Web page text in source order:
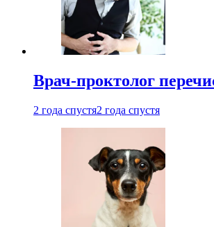
Врач-проктолог
2 года спустя2 года спустя